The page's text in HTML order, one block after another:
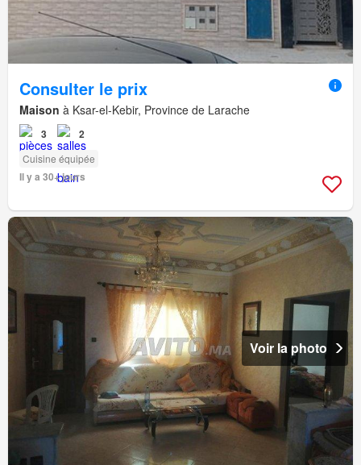
Consulter le prix
Maison à Ksar-el-Kebir, Province de Larache
3 2
Cuisine équipée
Il y a 30+ jours
Voir la photo